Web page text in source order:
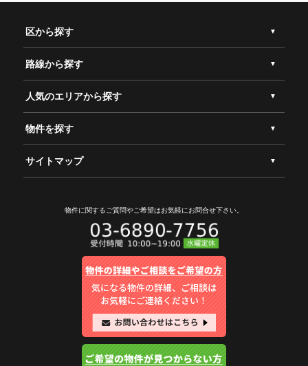
区から探す
路線から探す
人気のエリアから探す
物件を探す
サイトマップ
物件に関するご質問やご希望はお気軽にお問合せ下さい。